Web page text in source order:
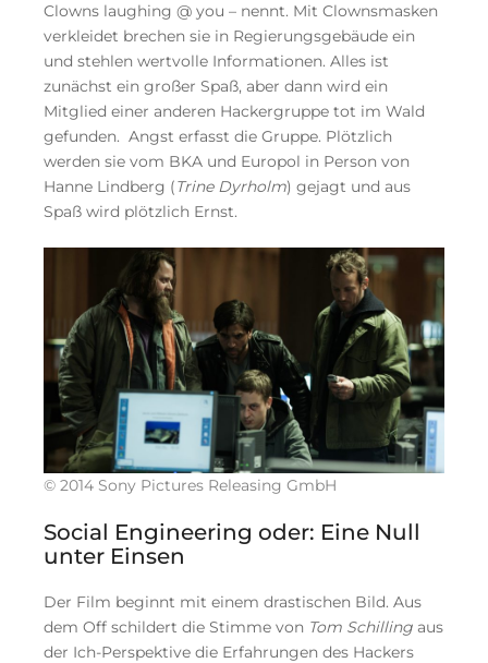
Clowns laughing @ you – nennt. Mit Clownsmasken
verkleidet brechen sie in Regierungsgebäude ein
und stehlen wertvolle Informationen. Alles ist
zunächst ein großer Spaß, aber dann wird ein
Mitglied einer anderen Hackergruppe tot im Wald
gefunden. Angst erfasst die Gruppe. Plötzlich
werden sie vom BKA und Europol in Person von
Hanne Lindberg (Trine Dyrholm) gejagt und aus
Spaß wird plötzlich Ernst.
© 2014 Sony Pictures Releasing GmbH
Social Engineering oder: Eine Null
unter Einsen
Der Film beginnt mit einem drastischen Bild. Aus
dem Off schildert die Stimme von Tom Schilling aus
der Ich-Perspektive die Erfahrungen des Hackers